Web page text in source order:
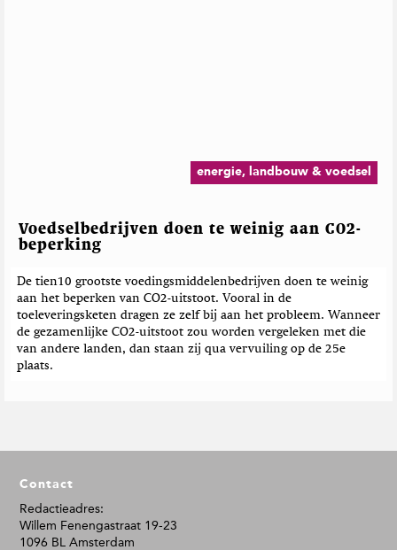
energie, landbouw & voedsel
Voedselbedrijven doen te weinig aan CO2-
beperking
De tien10 grootste voedingsmiddelenbedrijven doen te weinig
aan het beperken van CO2-uitstoot. Vooral in de
toeleveringsketen dragen ze zelf bij aan het probleem. Wanneer
de gezamenlijke CO2-uitstoot zou worden vergeleken met die
van andere landen, dan staan zij qua vervuiling op de 25e
plaats.
o
o
Contact
Redactieadres:
Willem Fenengastraat 19-23
1096 BL Amsterdam